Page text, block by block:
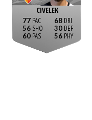
CIVELEK
77
56
60
68
30
56